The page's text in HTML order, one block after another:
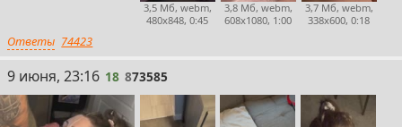
3,5 Мб, webm,
480x848, 0:45
3,8 Мб, webm,
608x1080, 1:00
3,7 Мб, webm,
338x600, 0:18
Ответы 74423
18
9 июня, 23:16 18 873585